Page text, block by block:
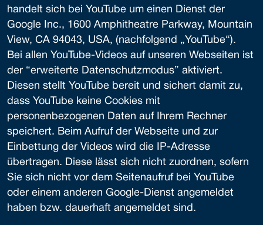
handelt sich bei YouTube um einen Dienst der
Google Inc., 1600 Amphitheatre Parkway, Mountain
View, CA 94043, USA, (nachfolgend „YouTube“).
Bei allen YouTube-Videos auf unseren Webseiten ist
der “erweiterte Datenschutzmodus” aktiviert.
Diesen stellt YouTube bereit und sichert damit zu,
dass YouTube keine Cookies mit
personenbezogenen Daten auf Ihrem Rechner
speichert. Beim Aufruf der Webseite und zur
Einbettung der Videos wird die IP-Adresse
übertragen. Diese lässt sich nicht zuordnen, sofern
Sie sich nicht vor dem Seitenaufruf bei YouTube
oder einem anderen Google-Dienst angemeldet
haben bzw. dauerhaft angemeldet sind.